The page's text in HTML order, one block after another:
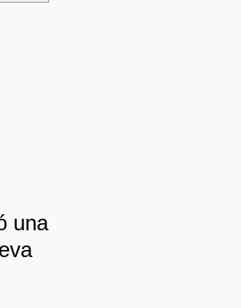
una